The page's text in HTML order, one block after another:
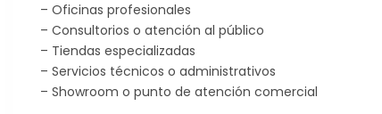
– Oficinas profesionales
– Consultorios o atención al público
– Tiendas especializadas
– Servicios técnicos o administrativos
– Showroom o punto de atención comercial